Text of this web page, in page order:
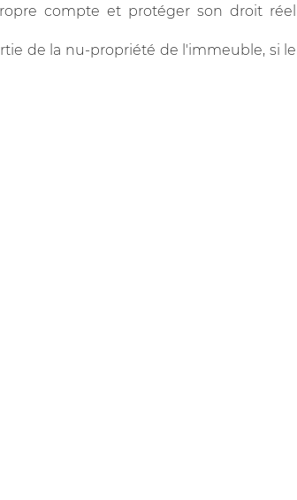
compte et protéger son droit réel
de la nu-propriété de l'immeuble, si le